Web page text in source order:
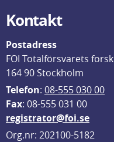
Kontakt
Postadress
FOI Totalförsvarets
164 90 Stockholm
Telefon: 08-555 030 00
Fax: 08-555 031 00
registrator@foi.se
Org.nr: 202100-5182